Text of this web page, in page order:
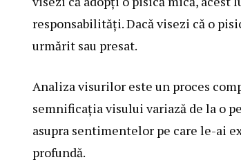
responsabilități. Dacă visezi că o
urmărit sau presat.
Analiza visurilor este un proces
semnificația visului variază de la o
asupra sentimentelor pe care le-ai
profundă.